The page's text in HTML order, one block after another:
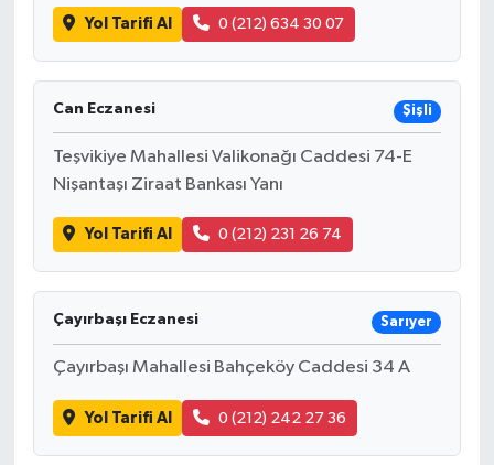
Yol Tarifi Al 0 (212) 634 30 07
Can Eczanesi Şişli
Teşvikiye Mahallesi Valikonağı Caddesi 74-E
Nişantaşı Ziraat Bankası Yanı
Yol Tarifi Al 0 (212) 231 26 74
Çayırbaşı Eczanesi Sarıyer
Çayırbaşı Mahallesi Bahçeköy Caddesi 34 A
Yol Tarifi Al 0 (212) 242 27 36